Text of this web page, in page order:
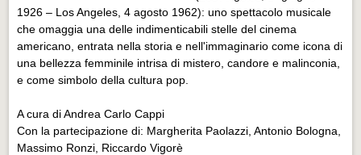
PROGETTI
Progetti Aperti
Progetti Aperti
Progetti Realizzati
Progetti Realizzati
1926 – Los Angeles, 4 agosto 1962): uno spettacolo musicale
che omaggia una delle indimenticabili stelle del cinema
americano, entrata nella storia e nell'immaginario come icona di
una bellezza femminile intrisa di mistero, candore e malinconia,
e come simbolo della cultura pop.
A cura di Andrea Carlo Cappi
Con la partecipazione di: Margherita Paolazzi, Antonio Bologna,
Massimo Ronzi, Riccardo Vigorè